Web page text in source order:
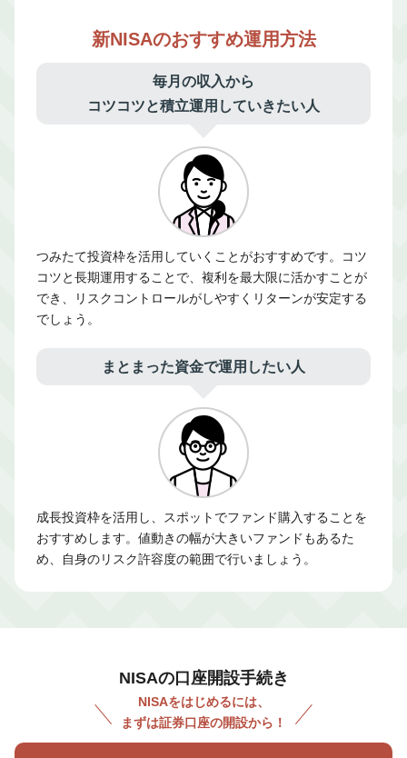
新NISAのおすすめ運用方法
毎月の収入から
コツコツと積立運用していきたい人
つみたて投資枠を活用していくことがおすすめです。コツ
コツと長期運用することで、複利を最大限に活かすことが
でき、リスクコントロールがしやすくリターンが安定する
でしょう。
まとまった資金で運用したい人
成長投資枠を活用し、スポットでファンド購入することを
おすすめします。値動きの幅が大きいファンドもあるた
め、自身のリスク許容度の範囲で行いましょう。
NISAの口座開設手続き
NISAをはじめるには、
まずは証券口座の開設から！